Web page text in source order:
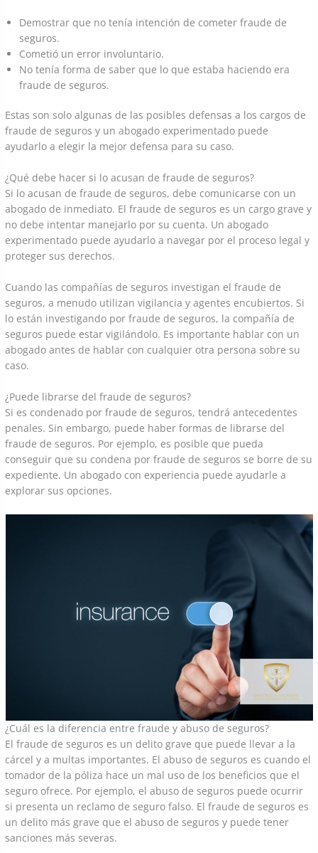
Demostrar que no tenía intención de cometer fraude de
seguros.
Cometió un error involuntario.
No tenía forma de saber que lo que estaba haciendo era
fraude de seguros.
Estas son solo algunas de las posibles defensas a los cargos de
fraude de seguros y un abogado experimentado puede
ayudarlo a elegir la mejor defensa para su caso.
¿Qué debe hacer si lo acusan de fraude de seguros?
Si lo acusan de fraude de seguros, debe comunicarse con un
abogado de inmediato. El fraude de seguros es un cargo grave y
no debe intentar manejarlo por su cuenta. Un abogado
experimentado puede ayudarlo a navegar por el proceso legal y
proteger sus derechos.
Cuando las compañías de seguros investigan el fraude de
seguros, a menudo utilizan vigilancia y agentes encubiertos. Si
lo están investigando por fraude de seguros, la compañía de
seguros puede estar vigilándolo. Es importante hablar con un
abogado antes de hablar con cualquier otra persona sobre su
caso.
¿Puede librarse del fraude de seguros?
Si es condenado por fraude de seguros, tendrá antecedentes
penales. Sin embargo, puede haber formas de librarse del
fraude de seguros. Por ejemplo, es posible que pueda
conseguir que su condena por fraude de seguros se borre de su
expediente. Un abogado con experiencia puede ayudarle a
explorar sus opciones.
¿Cuál es la diferencia entre fraude y abuso de seguros?
El fraude de seguros es un delito grave que puede llevar a la
cárcel y a multas importantes. El abuso de seguros es cuando el
tomador de la póliza hace un mal uso de los beneficios que el
seguro ofrece. Por ejemplo, el abuso de seguros puede ocurrir
si presenta un reclamo de seguro falso. El fraude de seguros es
un delito más grave que el abuso de seguros y puede tener
sanciones más severas.